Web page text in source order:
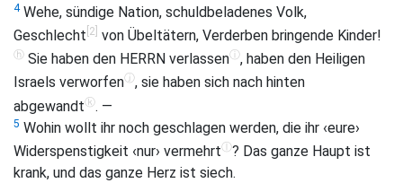
4Wehe, sündige Nation, schuldbeladenes Volk,
Geschlecht [2] von Übeltätern, Verderben bringende Kinder!
ⓗ Sie haben den HERRN verlassenⓘ, haben den Heiligen
Israels verworfenⓙ, sie haben sich nach hinten
abgewandtⓚ. —
5 Wohin wollt ihr noch geschlagen werden, die ihr ‹eure›
Widerspenstigkeit ‹nur› vermehrtⓛ? Das ganze Haupt ist
krank, und das ganze Herz ist siech.